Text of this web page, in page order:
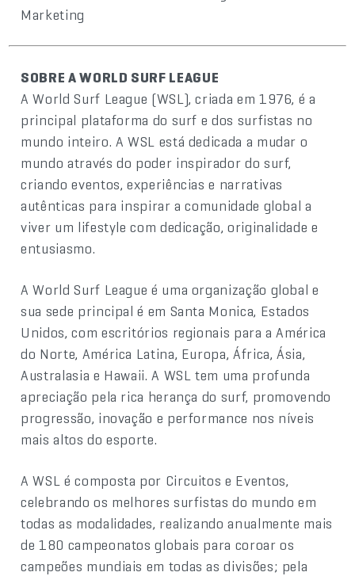
Marketing
SOBRE A WORLD SURF LEAGUE
A World Surf League (WSL), criada em 1976, é a
principal plataforma do surf e dos surfistas no
mundo inteiro. A WSL está dedicada a mudar o
mundo através do poder inspirador do surf,
criando eventos, experiências e narrativas
autênticas para inspirar a comunidade global a
viver um lifestyle com dedicação, originalidade e
entusiasmo.
A World Surf League é uma organização global e
sua sede principal é em Santa Monica, Estados
Unidos, com escritórios regionais para a América
do Norte, América Latina, Europa, África, Ásia,
Australasia e Hawaii. A WSL tem uma profunda
apreciação pela rica herança do surf, promovendo
progressão, inovação e performance nos níveis
mais altos do esporte.
A WSL é composta por Circuitos e Eventos,
celebrando os melhores surfistas do mundo em
todas as modalidades, realizando anualmente mais
de 180 campeonatos globais para coroar os
campeões mundiais em todas as divisões; pela